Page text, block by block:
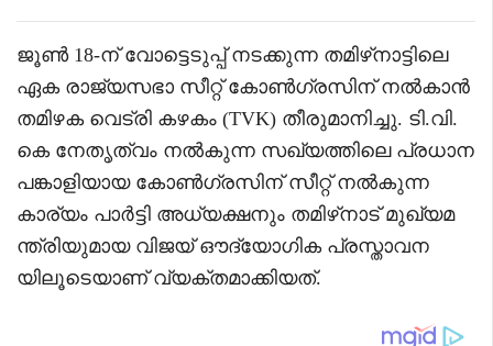
ജൂൺ 18-ന് വോട്ടെടുപ്പ് നടക്കുന്ന തമിഴ്‌നാട്ടിലെ
ഏക രാജ്യസഭാ സീറ്റ് കോൺഗ്രസിന് നൽകാൻ
തമിഴക വെട്രി കഴകം (TVK) തീരുമാനിച്ചു. ടി.വി.
കെ നേതൃത്വം നൽകുന്ന സഖ്യത്തിലെ പ്രധാന
പങ്കാളിയായ കോൺഗ്രസിന് സീറ്റ് നൽകുന്ന
കാര്യം പാർട്ടി അധ്യക്ഷനും തമിഴ്‌നാട് മുഖ്യമ
ന്ത്രിയുമായ വിജയ് ഔദ്യോഗിക പ്രസ്താവന
യിലൂടെയാണ് വ്യക്തമാക്കിയത്.